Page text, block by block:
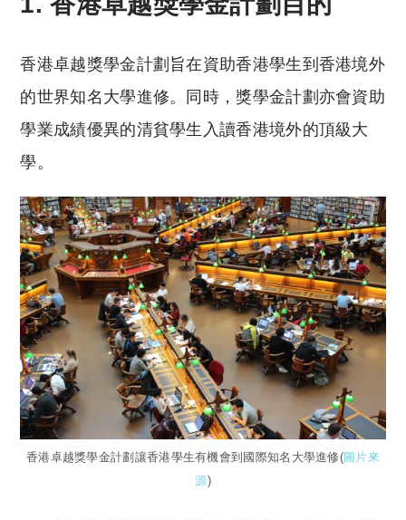
香港卓越獎學金計劃旨在資助香港學生到香港境外
的世界知名大學進修。同時，獎學金計劃亦會資助
學業成績優異的清貧學生入讀香港境外的頂級大
學。
香港卓越獎學金計劃讓香港學生有機會到國際知名大學進修(圖片來
源)